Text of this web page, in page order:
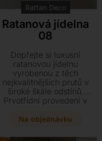
Rattan Deco
Ratanová jídelna
08
Dopřejte si luxusní
ratanovou jídelnu
vyrobenou z těch
nejkvalitnějších prutů v
široké škále odstínů.
Prvotřídní provedení v
španělské látky té nejvyšší
Na objednávku